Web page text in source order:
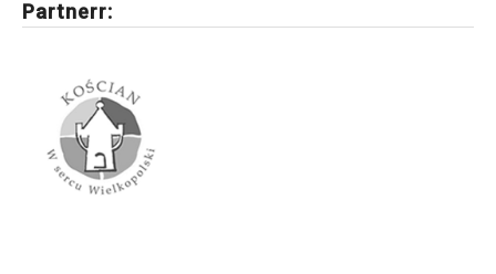
Partnerr: